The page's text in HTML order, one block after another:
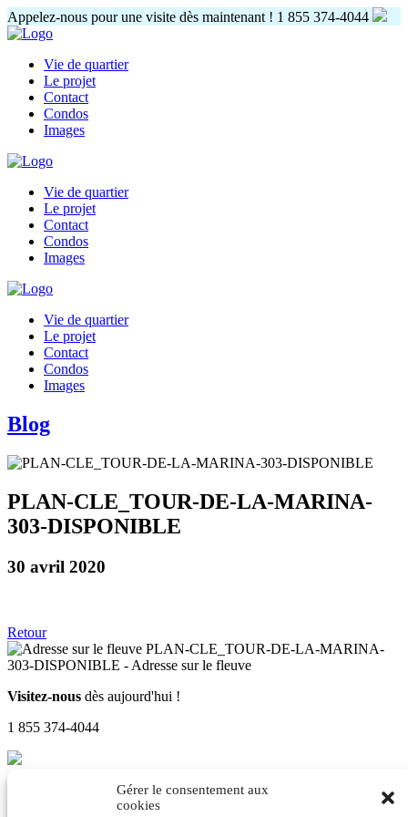
Gérer le consentement aux
cookies
Appelez-nous pour une visite dès maintenant ! 1 855 374-4044
Vie de quartier
Le projet
Contact
Condos
Images
Vie de quartier
Le projet
Contact
Condos
Images
Vie de quartier
Le projet
Contact
Condos
Images
Blog
PLAN-CLE_TOUR-DE-LA-MARINA-
303-DISPONIBLE
30 avril 2020
Retour
Visitez-nous dès aujourd'hui !
1 855 374-4044
Pavillon des ventes
1500, avenue des Draveurs, Trois-Rivières